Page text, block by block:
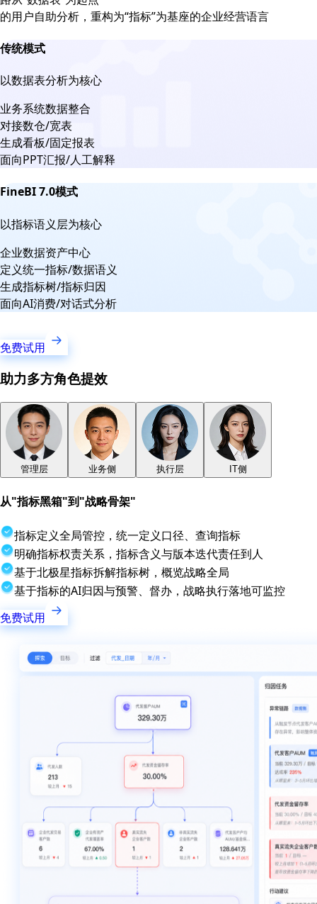
的用户自助分析，重构为“指标”为基座的企业经营语言
传统模式
以数据表分析为核心
业务系统数据整合
对接数仓/宽表
生成看板/固定报表
面向PPT汇报/人工解释
FineBI 7.0模式
以指标语义层为核心
企业数据资产中心
定义统一指标/数据语义
生成指标树/指标归因
面向AI消费/对话式分析
免费试用
助力多方角色提效
管理层 业务侧 执行层 IT侧
从"指标黑箱"到"战略骨架"
指标定义全局管控，统一定义口径、查询指标
明确指标权责关系，指标含义与版本迭代责任到人
基于北极星指标拆解指标树，概览战略全局
基于指标的AI归因与预警、督办，战略执行落地可监控
免费试用